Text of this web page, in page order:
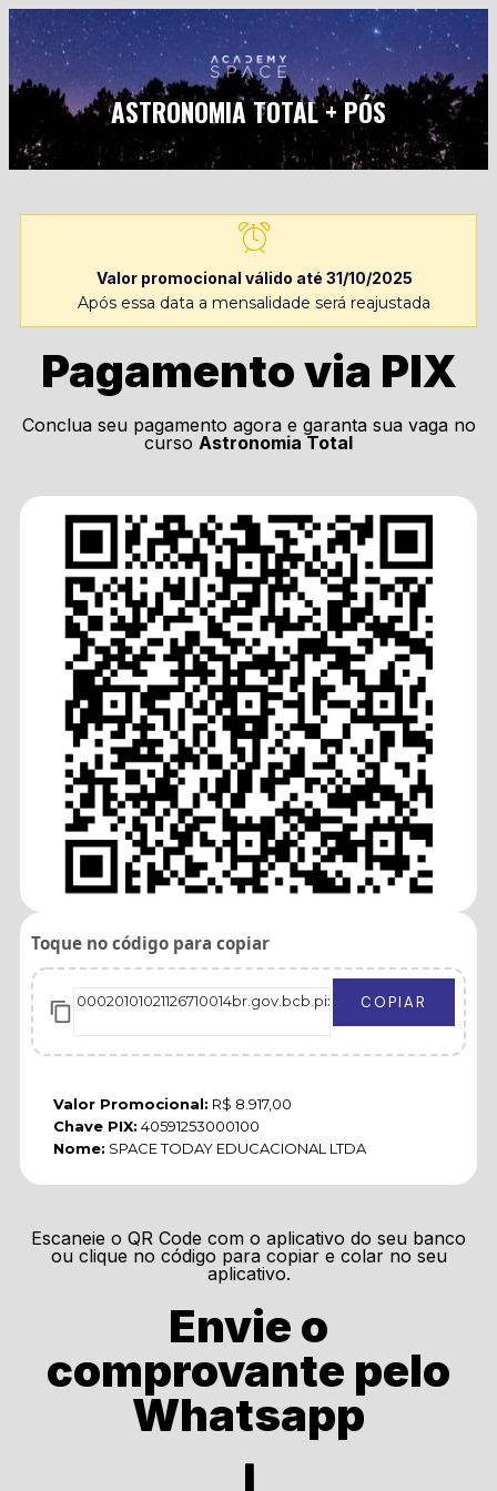
ASTRONOMIA TOTAL + PÓS
Valor promocional válido até 31/10/2025
Após essa data a mensalidade será reajustada
Pagamento via PIX
Conclua seu pagamento agora e garanta sua vaga no
curso Astronomia Total
Toque no código para copiar
COPIAR
Valor Promocional: R$ 8.917,00
Chave PIX: 40591253000100
Nome: SPACE TODAY EDUCACIONAL LTDA
Escaneie o QR Code com o aplicativo do seu banco
ou clique no código para copiar e colar no seu
aplicativo.
Envie o
comprovante pelo
Whatsapp